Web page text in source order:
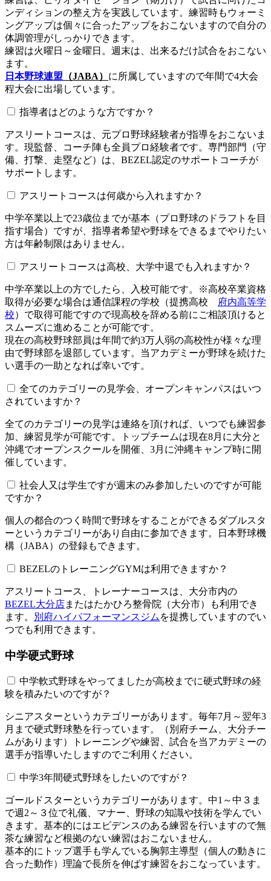
ンディションの整え方を実践しています。練習時もウォーミ
ングアップは個々に合ったアップをおこないますので自分の
体調管理がしっかりできます。
練習は火曜日～金曜日。週末は、出来るだけ試合をおこない
ます。
日本野球連盟 （JABA） に所属していますので年間で4大会
程大会に出場しています。
指導者はどのような方ですか？
アスリートコースは、元プロ野球経験者が指導をおこないま
す。現監督、コーチ陣も全員プロ経験者です。専門部門（守
備、打撃、走塁など）は、BEZEL認定のサポートコーチが
サポートします。
アスリートコースは何歳から入れますか？
中学卒業以上で23歳位までが基本（プロ野球のドラフトを目
指す場合）ですが、指導者希望や野球をできるまでやりたい
方は年齢制限はありません。
アスリートコースは高校、大学中退でも入れますか？
中学卒業以上の方でしたら、入校可能です。※高校卒業資格
取得が必要な場合は通信課程の学校（提携高校
府内高等学
校）で取得可能ですので現高校を辞める前にご相談頂けると
スムーズに進めることが可能です。
現在の高校野球部員は年間で約3万人弱の高校性が様々な理
由で野球部を退部しています。当アカデミーが野球を続けた
い選手の一助となれば幸いです。
全てのカテゴリーの見学会、オープンキャンパスはいつ
されていますか？​​​​​
全てのカテゴリーの見学は連絡を頂ければ、いつでも練習参
加、練習見学が可能です。トップチームは現在8月に大分と
沖縄でオープンスクールを開催、3月に沖縄キャンプ時に開
催しています。
社会人又は学生ですが週末のみ参加したいのですが可能
ですか？
個人の都合のつく時間で野球をすることができるダブルスタ
ーというカテゴリーがあり自由に参加できます。日本野球機
構（JABA）の登録もできます。
BEZELのトレーニングGYMは利用できますか？​​​​​
アスリートコース、トレーナーコースは、大分市内の
BEZEL大分店またはたかひろ整骨院（大分市）も利用でき
ます。
別府ハイパフォーマンスジム を提携していますのでい
つでも利用できます。
中学硬式野球
中学軟式野球をやってましたが高校までに硬式野球の経
験を積みたいのですが？
シニアスターというカテゴリーがあります。毎年7月～翌年3
月まで硬式野球塾を行っています。（別府チーム、大分チー
ムがあります）トレーニングや練習、試合を当アカデミーの
選手が指導いたしますのでご利用ください。
中学3年間硬式野球をしたいのですが？
ゴールドスターというカテゴリーがあります。中1～中３ま
で週2～３位で礼儀、マナー、野球の知識や技術を学んでい
きます。基本的にはエビデンスのある練習を行いますので無
茶な練習など根拠のない練習はおこないません。
基本的にトップ選手も学んでいる胸郭主導型（個人の動きに
合った動作）理論で長所を伸ばす練習をおこなっています。